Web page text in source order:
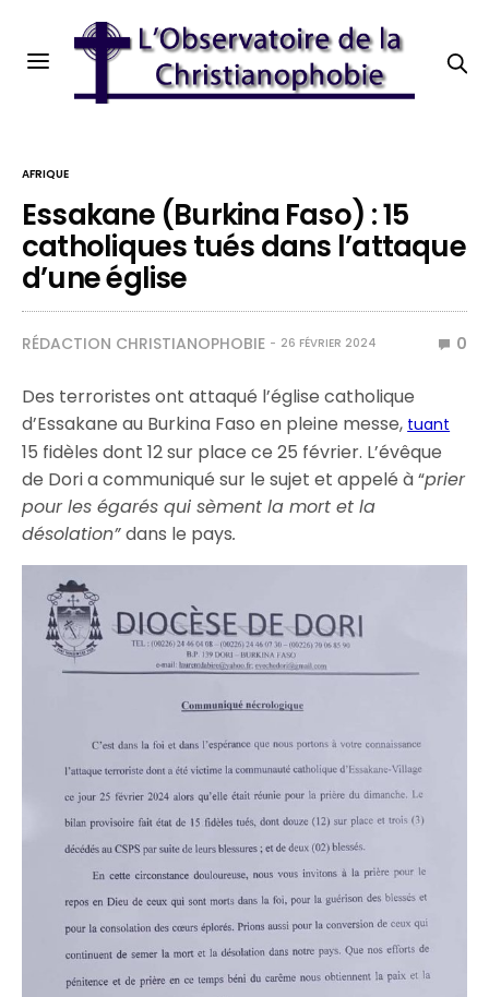
AFRIQUE
Essakane (Burkina Faso) : 15
catholiques tués dans l’attaque
d’une église
RÉDACTION CHRISTIANOPHOBIE 26 FÉVRIER 2024 0
Des terroristes ont attaqué l’église catholique
d’Essakane au Burkina Faso en pleine messe, tuant
15 fidèles dont 12 sur place ce 25 février. L’évêque
de Dori a communiqué sur le sujet et appelé à “prier
pour les égarés qui sèment la mort et la
désolation”dans le pays.